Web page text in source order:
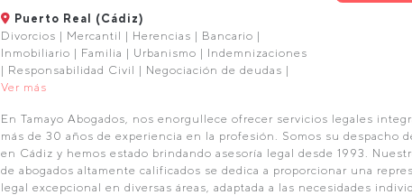
Puerto Real (Cádiz)
Divorcios | Mercantil | Herencias | Bancario |
Inmobiliario | Familia | Urbanismo | Indemnizaciones
| Responsabilidad Civil | Negociación de deudas |
Ver más
En Tamayo Abogados, nos enorgullece ofrecer servicios legales
más de 30 años de experiencia en la profesión. Somos su despacho
en Cádiz y hemos estado brindando asesoría legal desde 1993.
de abogados altamente calificados se dedica a proporcionar una
legal excepcional en diversas áreas, adaptada a las necesidades